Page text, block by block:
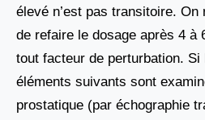
élevé n’est pas transitoire.
de refaire le dosage après 4 à
tout facteur de perturbation.
éléments suivants sont
prostatique (par échographie